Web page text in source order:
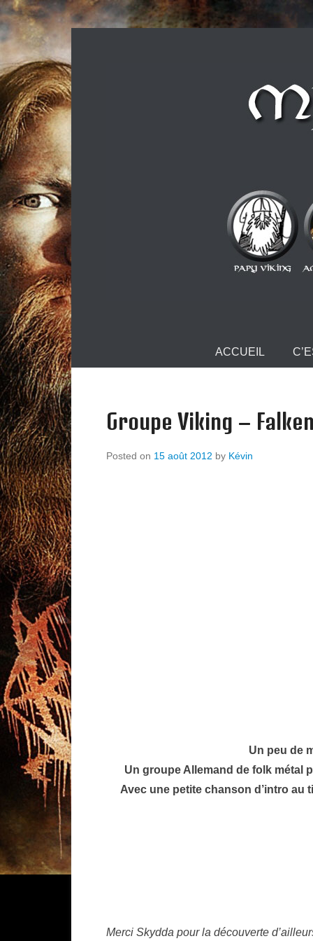
ACCUEIL
Groupe Viking –
Posted on 15 août 2012 by Kévin
Un peu de
Un groupe Allemand de folk métal
Avec une petite chanson d’intro au
Merci Skydda pour la découverte